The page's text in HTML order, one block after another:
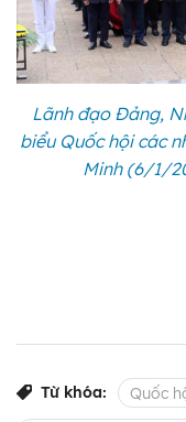
Lãnh đạo Đảng,
biểu Quốc hội các
Minh (6/1/
Từ khóa: Quốc